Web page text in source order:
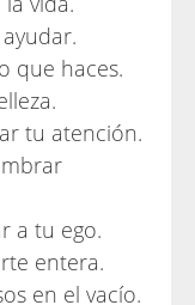
que haces.
tu atención.
a tu ego.
entera.
en el vacío.